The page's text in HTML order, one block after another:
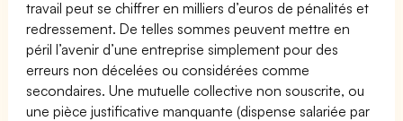
travail peut se chiffrer en milliers d’euros de pénalités et
redressement. De telles sommes peuvent mettre en
péril l’avenir d’une entreprise simplement pour des
erreurs non décelées ou considérées comme
secondaires. Une mutuelle collective non souscrite, ou
une pièce justificative manquante (dispense salariée par